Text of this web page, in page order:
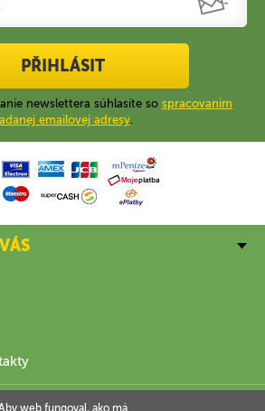
PŘIHLÁSIT
newslettera súhlasíte so spracovaním
emailovej adresy.
web fungoval, ako má